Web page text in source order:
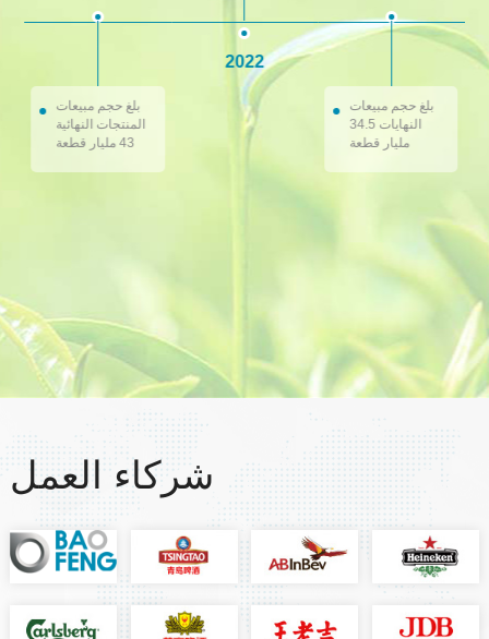
بلغ حجم مبيعات
المنتجات النهائية
43 مليار قطعة
2022
بلغ حجم مبيعات
النهايات 34.5
مليار قطعة
شركاء العمل